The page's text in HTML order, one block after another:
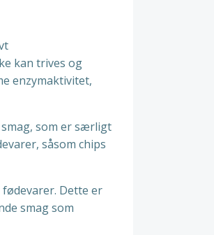
kan trives og
enzymaktivitet,
som er særligt
såsom chips
Dette er
smag som